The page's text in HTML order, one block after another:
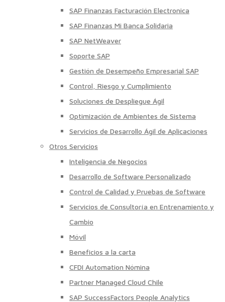
SAP Finanzas Facturación Electronica
SAP Finanzas Mi Banca Solidaria
SAP NetWeaver
Soporte SAP
Gestión de Desempeño Empresarial SAP
Control, Riesgo y Cumplimiento
Soluciones de Despliegue Ágil
Optimización de Ambientes de Sistema
Servicios de Desarrollo Ágil de Aplicaciones
Otros Servicios
Inteligencia de Negocios
Desarrollo de Software Personalizado
Control de Calidad y Pruebas de Software
Servicios de Consultoría en Entrenamiento y
Cambio
Móvil
Beneficios a la carta
CFDI Automation Nómina
Partner Managed Cloud Chile
SAP SuccessFactors People Analytics